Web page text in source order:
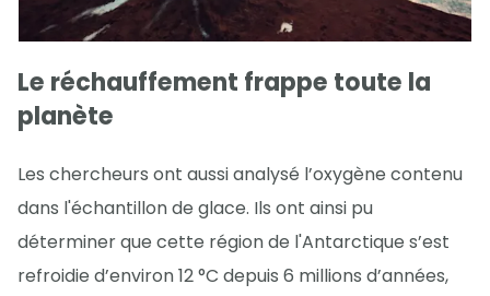
Le réchauffement frappe toute la
planète
Les chercheurs ont aussi analysé l’oxygène contenu
dans l'échantillon de glace. Ils ont ainsi pu
déterminer que cette région de l'Antarctique s’est
refroidie d’environ 12 °C depuis 6 millions d’années,